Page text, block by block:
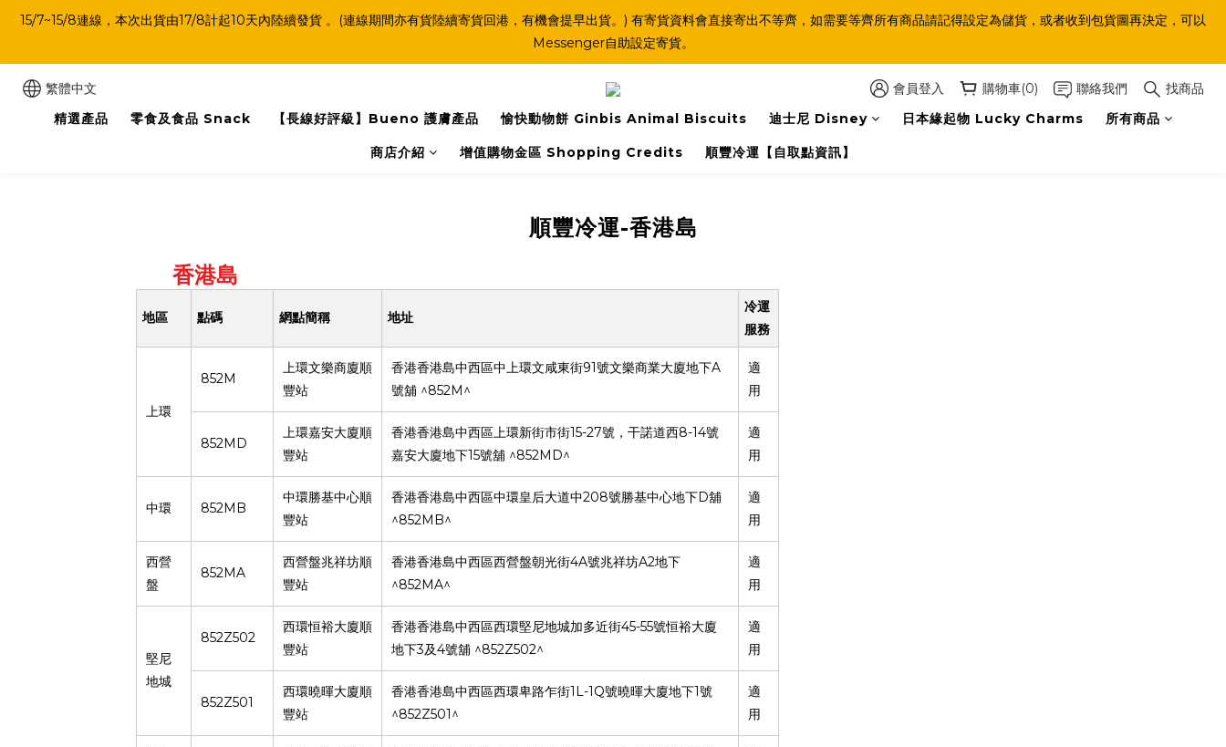
15/7~15/8連線，本次出貨由17/8計起10天內陸續發貨 。(連線期間亦有貨陸續寄貨回港，有機會提早出貨。) 有寄貨資料會直接寄出不等齊，如需要等齊所有商品請記得設定為儲貨，或者收到包貨圖再決定，可以
Messenger自助設定寄貨。
繁體中文 會員登入 購物車(0) 聯絡我們
找商品
精選產品
零食及食品 Snack 【長線好評級】Bueno 護膚產品 愉快動物餅 Ginbis Animal Biscuits 迪士尼 Disney 日本緣起物 Lucky Charms 所有商品
商店介紹 增值購物金區 Shopping Credits 順豐冷運【自取點資訊】
順豐冷運-香港島
香港島
地區 點碼 網點簡稱 地址
冷運
服務
上環
852M
上環文樂商廈順
豐站
香港香港島中西區中上環文咸東街91號文樂商業大廈地下A
號舖 ^852M^
適
用
852MD
上環嘉安大廈順
豐站
香港香港島中西區上環新街市街15-27號，干諾道西8-14號
嘉安大廈地下15號舖 ^852MD^
適
用
中環 852MB
中環勝基中心順
豐站
香港香港島中西區中環皇后大道中208號勝基中心地下D舖
^852MB^
適
用
西營
盤
852MA
西營盤兆祥坊順
豐站
香港香港島中西區西營盤朝光街4A號兆祥坊A2地下
^852MA^
適
用
堅尼
地城
852Z502
西環恒裕大廈順
豐站
香港香港島中西區西環堅尼地城加多近街45-55號恒裕大廈
地下3及4號舖 ^852Z502^
適
用
852Z501
西環曉暉大廈順
豐站
香港香港島中西區西環卑路乍街1L-1Q號曉暉大廈地下1號
^852Z501^
適
用